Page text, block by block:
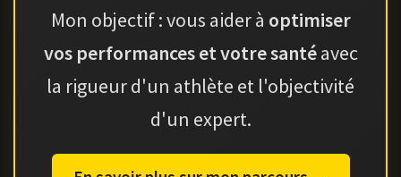
Mon objectif : vous aider à optimiser
vos performances et votre santéavec
la rigueur d'un athlète et l'objectivité
d'un expert.